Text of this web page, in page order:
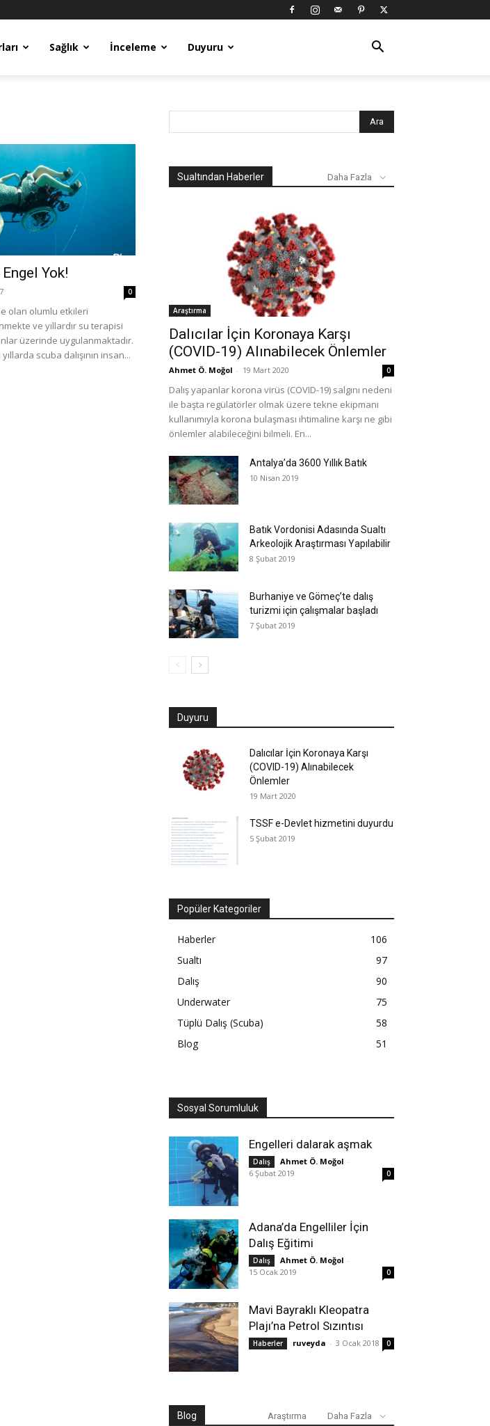
Sağlık İnceleme Duyuru
Yok!
0
olan olumlu etkileri
ve yıllardır su terapisi
üzerinde uygulanmaktadır.
scuba dalışının insan...
Sualtından Haberler Daha Fazla
Araştırma
Dalıcılar İçin Koronaya Karşı
(COVID-19) Alınabilecek Önlemler
Ahmet Ö. Moğol - 19 Mart 2020 0
Dalış yapanlar korona virüs (COVID-19) salgını nedeni
ile başta regülatörler olmak üzere tekne ekipmanı
kullanımıyla korona bulaşması ihtimaline karşı ne gibi
önlemler alabileceğini bilmeli. En...
Antalya’da 3600 Yıllık Batık
10 Nisan 2019
Batık Vordonisi Adasında Sualtı
Arkeolojik Araştırması Yapılabilir
8 Şubat 2019
Burhaniye ve Gömeç’te dalış
turizmi için çalışmalar başladı
7 Şubat 2019
Duyuru
Dalıcılar İçin Koronaya Karşı
(COVID-19) Alınabilecek
Önlemler
19 Mart 2020
TSSF e-Devlet hizmetini duyurdu
5 Şubat 2019
Popüler Kategoriler
Haberler
106
Sualtı
97
Dalış
90
Underwater
75
Tüplü Dalış (Scuba)
58
Blog
51
Sosyal Sorumluluk
Engelleri dalarak aşmak
Dalış Ahmet Ö. Moğol -
6 Şubat 2019
0
Adana’da Engelliler İçin
Dalış Eğitimi
Dalış Ahmet Ö. Moğol -
15 Ocak 2019
0
Mavi Bayraklı Kleopatra
Plajı’na Petrol Sızıntısı
Haberler ruveyda - 3 Ocak 2018 0
Blog Araştırma Daha Fazla